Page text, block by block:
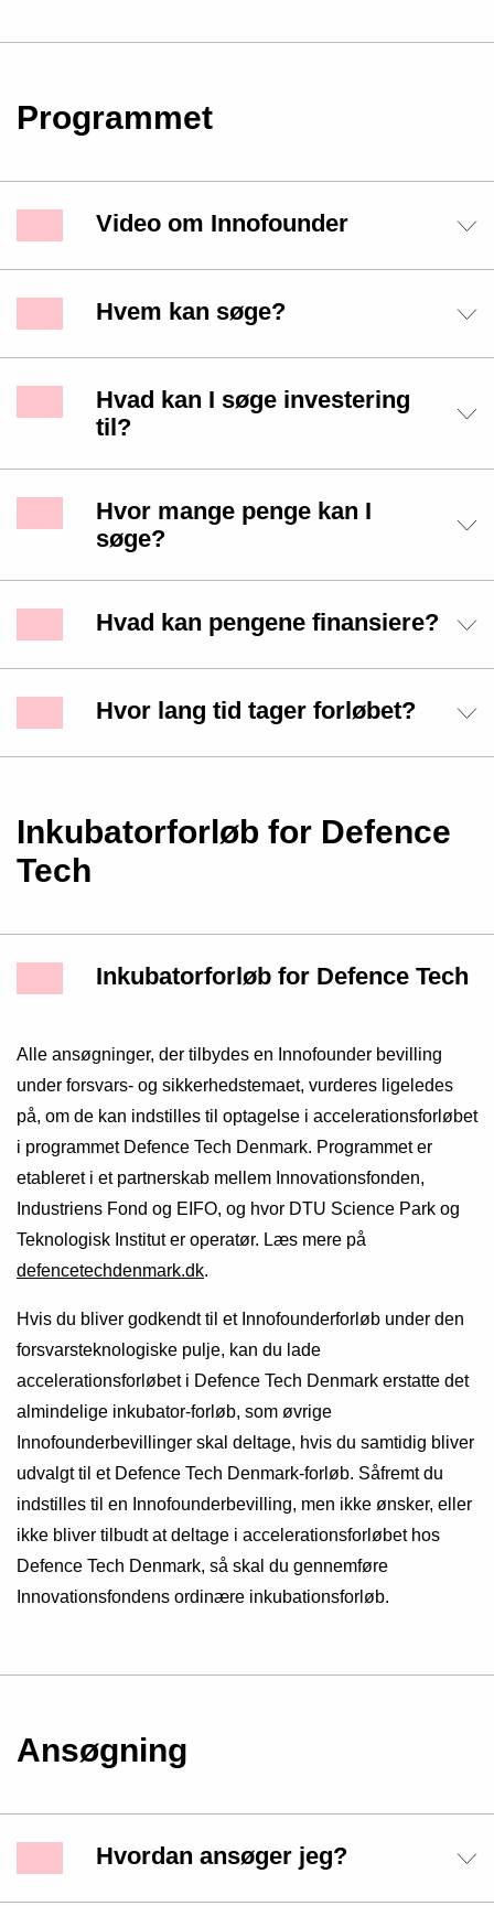
Programmet
Video om Innofounder
Hvem kan søge?
Hvad kan I søge investering
til?
Hvor mange penge kan I
søge?
Hvad kan pengene finansiere?
Hvor lang tid tager forløbet?
Inkubatorforløb for Defence
Tech
Inkubatorforløb for Defence Tech
Alle ansøgninger, der tilbydes en Innofounder bevilling
under forsvars- og sikkerhedstemaet, vurderes ligeledes
på, om de kan indstilles til optagelse i accelerationsforløbet
i programmet Defence Tech Denmark. Programmet er
etableret i et partnerskab mellem Innovationsfonden,
Industriens Fond og EIFO, og hvor DTU Science Park og
Teknologisk Institut er operatør. Læs mere på
defencetechdenmark.dk.
Hvis du bliver godkendt til et Innofounderforløb under den
forsvarsteknologiske pulje, kan du lade
accelerationsforløbet i Defence Tech Denmark erstatte det
almindelige inkubator-forløb, som øvrige
Innofounderbevillinger skal deltage, hvis du samtidig bliver
udvalgt til et Defence Tech Denmark-forløb. Såfremt du
indstilles til en Innofounderbevilling, men ikke ønsker, eller
ikke bliver tilbudt at deltage i accelerationsforløbet hos
Defence Tech Denmark, så skal du gennemføre
Innovationsfondens ordinære inkubationsforløb.
Ansøgning
Hvordan ansøger jeg?